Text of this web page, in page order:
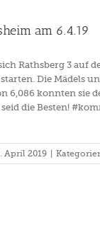
am 6.4.19
Rathsberg 3 auf
Die Mädels
6,086 konnten sie
die Besten!
April 2019